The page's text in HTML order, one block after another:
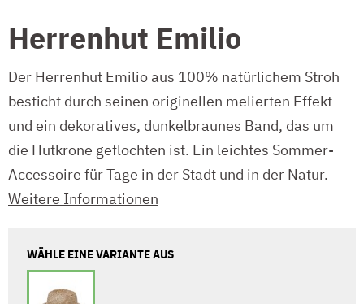
Herrenhut Emilio
Der Herrenhut Emilio aus 100% natürlichem Stroh
besticht durch seinen originellen melierten Effekt
und ein dekoratives, dunkelbraunes Band, das um
die Hutkrone geflochten ist. Ein leichtes Sommer-
Accessoire für Tage in der Stadt und in der Natur.
Weitere Informationen
WÄHLE EINE VARIANTE AUS